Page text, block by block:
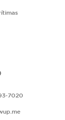
7020